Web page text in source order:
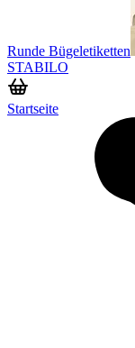
Runde Bügeletiketten
STABILO
Startseite